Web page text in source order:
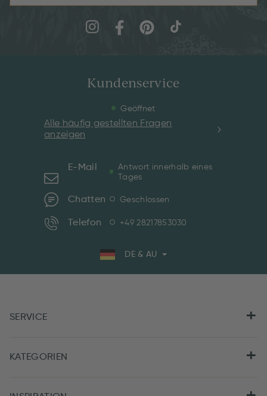
Kundenservice
Geöffnet
Alle häufig gestellten Fragen
anzeigen
E-Mail
Antwort innerhalb eines
Tages
Chatten Geschlossen
Telefon +49 28217853030
DE & AU
SERVICE
KATEGORIEN